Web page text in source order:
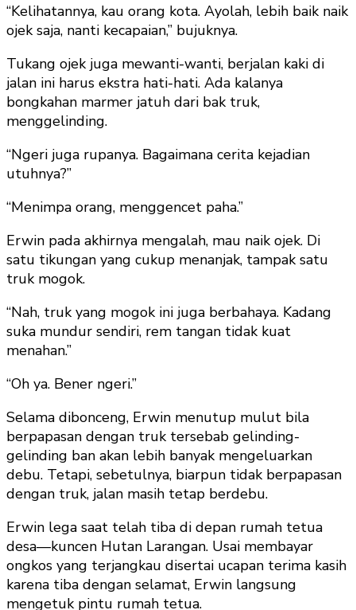
“Kelihatannya, kau orang kota. Ayolah, lebih baik naik
ojek saja, nanti kecapaian,” bujuknya.
Tukang ojek juga mewanti-wanti, berjalan kaki di
jalan ini harus ekstra hati-hati. Ada kalanya
bongkahan marmer jatuh dari bak truk,
menggelinding.
“Ngeri juga rupanya. Bagaimana cerita kejadian
utuhnya?”
“Menimpa orang, menggencet paha.”
Erwin pada akhirnya mengalah, mau naik ojek. Di
satu tikungan yang cukup menanjak, tampak satu
truk mogok.
“Nah, truk yang mogok ini juga berbahaya. Kadang
suka mundur sendiri, rem tangan tidak kuat
menahan.”
“Oh ya. Bener ngeri.”
Selama dibonceng, Erwin menutup mulut bila
berpapasan dengan truk tersebab gelinding-
gelinding ban akan lebih banyak mengeluarkan
debu. Tetapi, sebetulnya, biarpun tidak berpapasan
dengan truk, jalan masih tetap berdebu.
Erwin lega saat telah tiba di depan rumah tetua
desa—kuncen Hutan Larangan. Usai membayar
ongkos yang terjangkau disertai ucapan terima kasih
karena tiba dengan selamat, Erwin langsung
mengetuk pintu rumah tetua.